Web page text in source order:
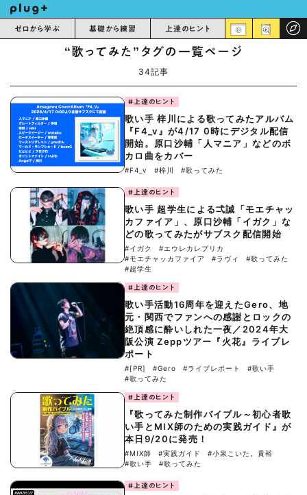
ゼロから学ぶ 基礎から練習 上達のヒント
“歌ってみた”タグの一覧ページ
34記事
#上達のヒント
歌い手 梓川による歌ってみたアルバム
『F4_v』が4/17 0時にデジタル配信
開始。原口沙輔「人マニア」などのボ
カロ曲をカバー
#F4_v #梓川 #歌ってみた
#上達のヒント
歌い手 超学生による弌誠「モエチャッ
カファイア」、原口沙輔「イガク」な
どの歌ってみたがサブスク配信開始
#イガク
#エウレカレプリカ
#モエチャッカファイア
#ラヴィ
#歌ってみた
#超学生
#上達のヒント
歌い手活動16周年を迎えたGero、地
元・関西でファンへの感謝とロックの
絶頂感に酔いしれた一夜／2024年大
阪公演 Zeppツアー『火花』ライブレ
ポート
#[PR] #Gero #ライブレポート
#歌い手
#歌ってみた
#上達のヒント
『歌ってみた制作バイブル～初心者歌
い手とMIX師のための実践ガイド』が
本日9/20に発売！
#MIX師 #実践ガイド
#小泉こいた。貴裕
#歌い手
#歌ってみた
#上達のヒント